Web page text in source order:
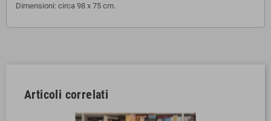
Dimensioni: circa 98 x 75 cm.
Articoli correlati